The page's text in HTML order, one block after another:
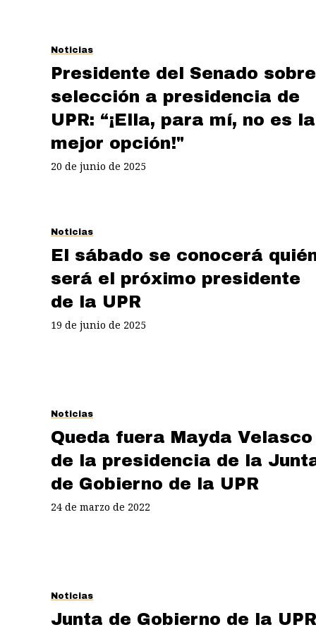
Noticias
Presidente del Senado sobre
selección a presidencia de
UPR: “¡Ella, para mí, no es la
mejor opción!"
20 de junio de 2025
Noticias
El sábado se conocerá
será el próximo presidente
de la UPR
19 de junio de 2025
Noticias
Queda fuera Mayda Velasco
de la presidencia de la
de Gobierno de la UPR
24 de marzo de 2022
Noticias
Junta de Gobierno de la UPR